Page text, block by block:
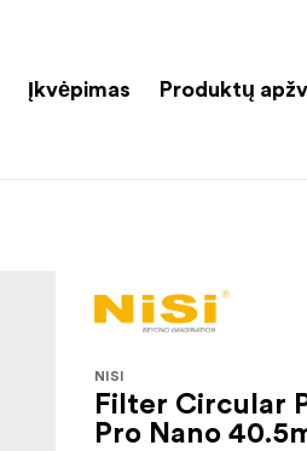
Įkvėpimas Produktų
NISI
Filter Circular
Pro Nano